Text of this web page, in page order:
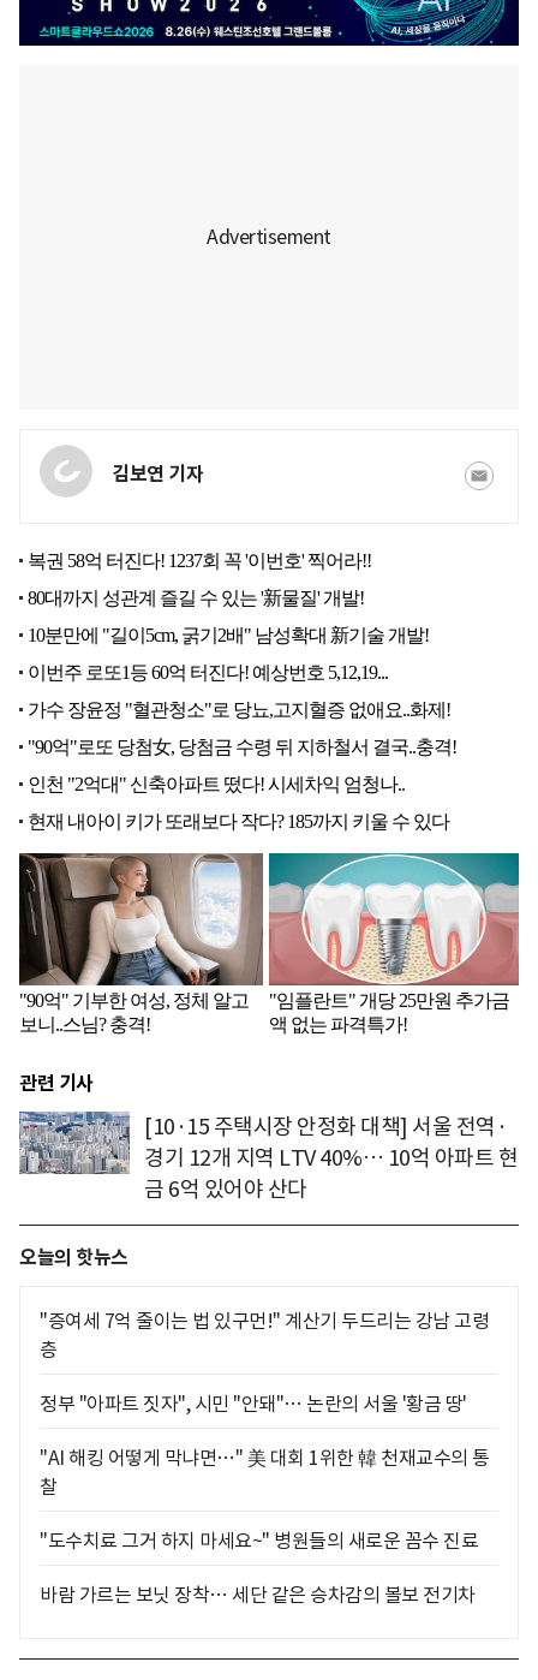
김보연 기자
관련 기사
[10·15 주택시장 안정화 대책] 서울 전역·
경기 12개 지역 LTV 40%… 10억 아파트 현
금 6억 있어야 산다
오늘의 핫뉴스
"증여세 7억 줄이는 법 있구먼!" 계산기 두드리는 강남 고령
층
정부 "아파트 짓자", 시민 "안돼"… 논란의 서울 '황금 땅'
"AI 해킹 어떻게 막냐면…" 美 대회 1위한 韓 천재교수의 통
찰
"도수치료 그거 하지 마세요~" 병원들의 새로운 꼼수 진료
바람 가르는 보닛 장착… 세단 같은 승차감의 볼보 전기차